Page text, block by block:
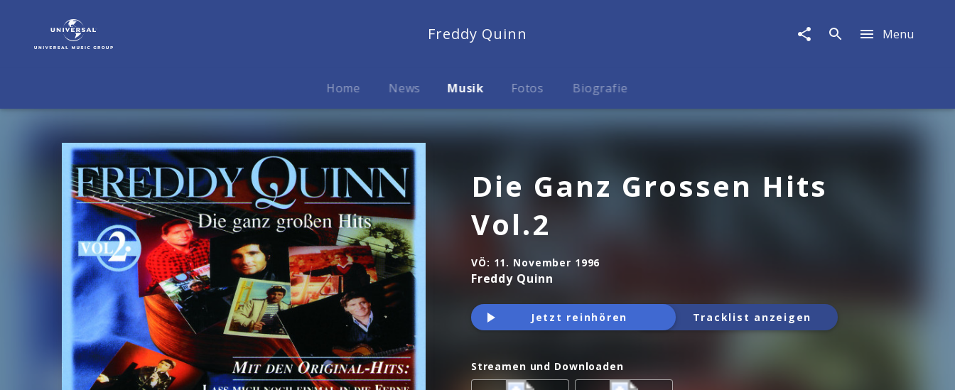
Ganz
Freddy Quinn Menu
Home News Musik Fotos Biografie
Die Ganz Grossen Hits
Vol.2
VÖ: 11. November 1996
Freddy Quinn
Jetzt reinhören Tracklist anzeigen
Streamen und Downloaden